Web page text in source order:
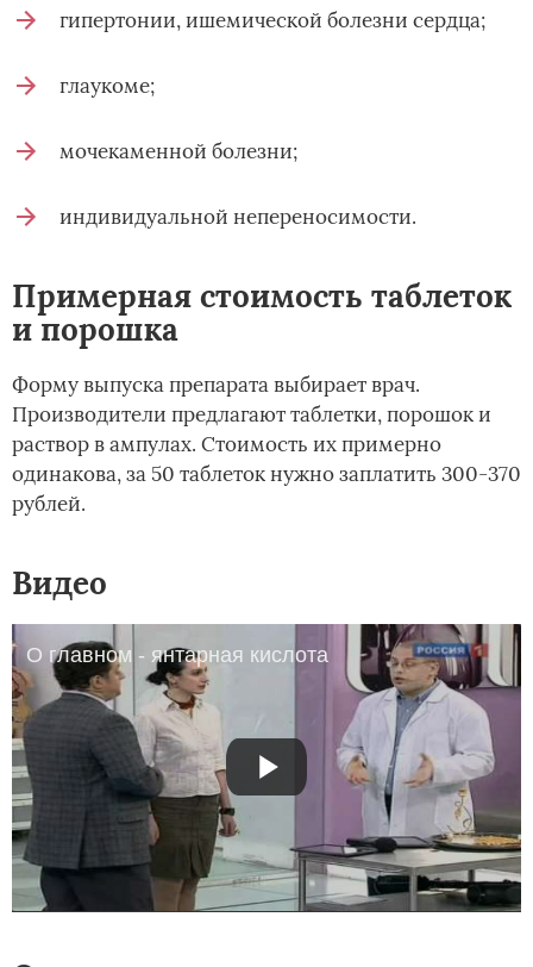
гипертонии, ишемической болезни сердца;
глаукоме;
мочекаменной болезни;
индивидуальной непереносимости.
Примерная стоимость таблеток
и порошка
Форму выпуска препарата выбирает врач.
Производители предлагают таблетки, порошок и
раствор в ампулах. Стоимость их примерно
одинакова, за 50 таблеток нужно заплатить 300-370
рублей.
Видео
О главном - янтарная кислота